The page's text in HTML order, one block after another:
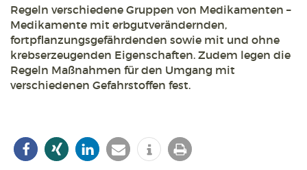
Regeln verschiedene Gruppen von Medikamenten –
Medikamente mit erbgutverändernden,
fortpflanzungsgefährdenden sowie mit und ohne
krebserzeugenden Eigenschaften. Zudem legen die
Regeln Maßnahmen für den Umgang mit
verschiedenen Gefahrstoffen fest.